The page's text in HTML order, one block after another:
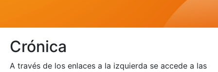
Mostra/Amaga
Crónica
A través de los enlaces a la izquierda se accede a las